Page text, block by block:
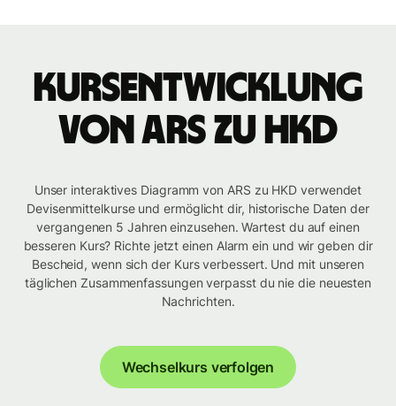
Kursentwicklung
von ARS zu HKD
Unser interaktives Diagramm von ARS zu HKD verwendet
Devisenmittelkurse und ermöglicht dir, historische Daten der
vergangenen 5 Jahren einzusehen. Wartest du auf einen
besseren Kurs? Richte jetzt einen Alarm ein und wir geben dir
Bescheid, wenn sich der Kurs verbessert. Und mit unseren
täglichen Zusammenfassungen verpasst du nie die neuesten
Nachrichten.
Wechselkurs verfolgen